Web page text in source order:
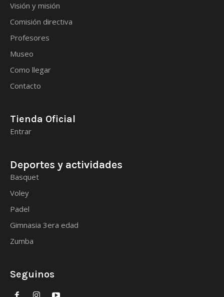
Visión y misión
Comisión directiva
Profesores
Museo
Como llegar
Contacto
Tienda Oficial
Entrar
Deportes y actividades
Basquet
Voley
Padel
Gimnasia 3era edad
Zumba
Seguinos